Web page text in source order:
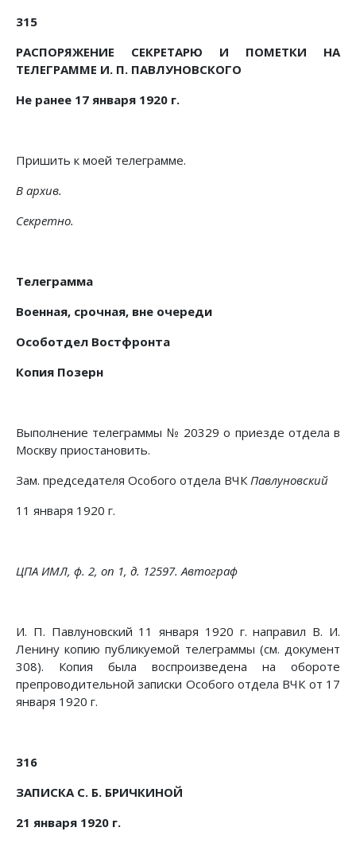
315
РАСПОРЯЖЕНИЕ СЕКРЕТАРЮ И ПОМЕТКИ НА
ТЕЛЕГРАММЕ И. П. ПАВЛУНОВСКОГО
Не ранее 17 января 1920 г.
Пришить к моей телеграмме.
В архив.
Секретно.
Телеграмма
Военная, срочная, вне очереди
Особотдел Востфронта
Копия Позерн
Выполнение телеграммы № 20329 о приезде отдела в
Москву приостановить.
Зам. председателя Особого отдела ВЧКПавлуновский
11 января 1920 г.
ЦПА ИМЛ, ф. 2, on 1, д. 12597. Автограф
И. П. Павлуновский 11 января 1920 г. направил В. И.
Ленину копию публикуемой телеграммы (см. документ
308). Копия была воспроизведена на обороте
препроводительной записки Особого отдела ВЧК от 17
января 1920 г.
316
ЗАПИСКА С. Б. БРИЧКИНОЙ
21 января 1920 г.